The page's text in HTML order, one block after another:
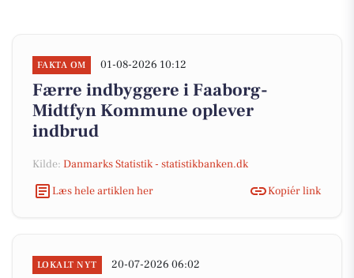
FAKTA OM 01-08-2026 10:12
Færre indbyggere i Faaborg-
Midtfyn Kommune oplever
indbrud
Kilde: Danmarks Statistik - statistikbanken.dk
Læs hele artiklen her
Kopiér link
LOKALT NYT 20-07-2026 06:02